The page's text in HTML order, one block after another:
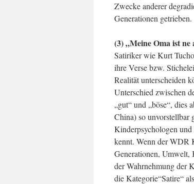
Zwecke anderer
Generationen getrieben.
(3) „Meine Oma ist
Satiriker wie Kurt
ihre Verse bzw.
Realität unterscheiden
Unterschied zwischen
„gut“ und „böse“,
China) so unvorstellbar
Kinderpsychologen
kennt. Wenn der WDR
Generationen, Umwelt,
der Wahrnehmung der
die Kategorie“Satire“